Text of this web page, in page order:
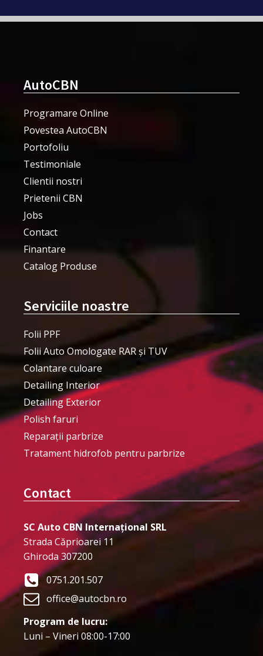
AutoCBN
Programare Online
Povestea AutoCBN
Portofoliu
Testimoniale
Clientii nostri
Prietenii CBN
Jobs
Contact
Finantare
Catalog Produse
Serviciile noastre
Folii PPF
Folii Auto Omologate RAR și TUV
Colantare culoare
Detailing Interior
Detailing Exterior
Polish faruri
Reparații parbrize
Tratament hidrofob pentru parbrize
Contact
SC Auto CBN Internațional SRL
Strada Căprioarei 11
Ghiroda 307200
0751.201.507
office@autocbn.ro
Program de lucru:
Luni – Vineri 08:00-17:00